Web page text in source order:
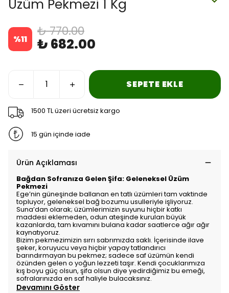
Üzüm Pekmezi 1 Kg
%11 ₺ 770.00
₺ 682.00
SEPETE EKLE
1500 TL üzeri ücretsiz kargo
15 gün içinde iade
Ürün Açıklaması
Bağdan Sofranıza Gelen Şifa: Geleneksel Üzüm
Pekmezi
Ege’nin güneşinde ballanan en tatlı üzümleri tam vaktinde
topluyor, geleneksel bağ bozumu usulleriyle işliyoruz.
Suna’dan olarak; üzümlerimizin suyunu hiçbir katkı
maddesi eklemeden, odun ateşinde kurulan büyük
kazanlarda, tam kıvamını bulana kadar saatlerce ağır ağır
kaynatıyoruz.
Bizim pekmezimizin sırrı sabrımızda saklı. İçerisinde ilave
şeker, koruyucu veya hiçbir yapay tatlandırıcı
barındırmayan bu pekmez; sadece saf üzümün kendi
özünden gelen o yoğun lezzeti taşır. Kendi çocuklarımıza
kış boyu güç olsun, şifa olsun diye yedirdiğimiz bu emeği,
sofralarınızda en saf haliyle bulacaksınız.
Devamını Göster